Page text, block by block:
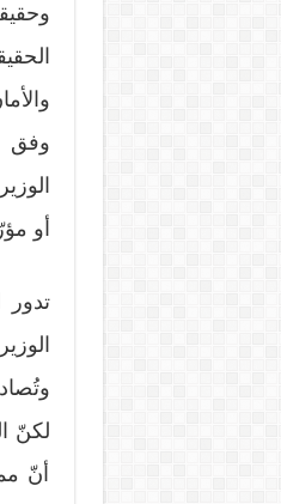
وفق
أو
تدور
لكنّ
أنّ